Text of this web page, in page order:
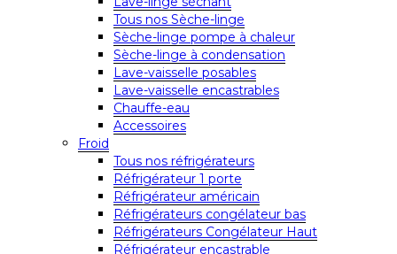
Tous nos Sèche-linge
Sèche-linge pompe à chaleur
Sèche-linge à condensation
Lave-vaisselle posables
Lave-vaisselle encastrables
Chauffe-eau
Accessoires
Froid
Tous nos réfrigérateurs
Réfrigérateur 1 porte
Réfrigérateur américain
Réfrigérateurs congélateur bas
Réfrigérateurs Congélateur Haut
Réfrigérateur encastrable